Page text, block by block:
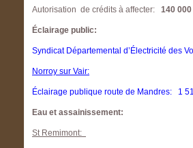
Autorisation de crédits à affecter: 140 000
Éclairage public:
Syndicat Départemental d’Électricité des
Norroy sur Vair:
Éclairage publique route de Mandres: 1
Eau et assainissement:
St Remimont: